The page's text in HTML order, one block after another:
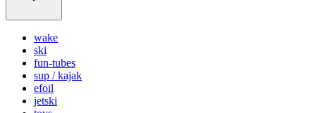
wake
ski
fun-tubes
sup / kajak
efoil
jetski